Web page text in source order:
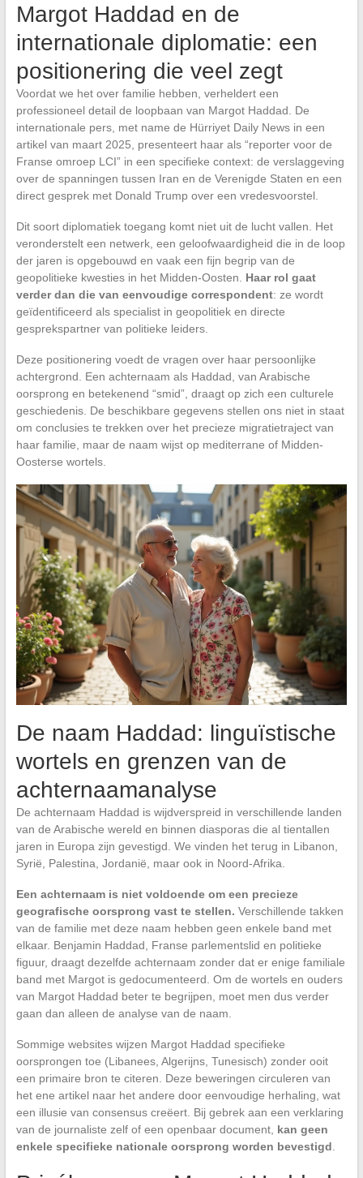
Margot Haddad en de
internationale diplomatie: een
positionering die veel zegt
Voordat we het over familie hebben, verheldert een
professioneel detail de loopbaan van Margot Haddad. De
internationale pers, met name de Hürriyet Daily News in een
artikel van maart 2025, presenteert haar als “reporter voor de
Franse omroep LCI” in een specifieke context: de verslaggeving
over de spanningen tussen Iran en de Verenigde Staten en een
direct gesprek met Donald Trump over een vredesvoorstel.
Dit soort diplomatiek toegang komt niet uit de lucht vallen. Het
veronderstelt een netwerk, een geloofwaardigheid die in de loop
der jaren is opgebouwd en vaak een fijn begrip van de
geopolitieke kwesties in het Midden-Oosten. Haar rol gaat
verder dan die van eenvoudige correspondent: ze wordt
geïdentificeerd als specialist in geopolitiek en directe
gesprekspartner van politieke leiders.
Deze positionering voedt de vragen over haar persoonlijke
achtergrond. Een achternaam als Haddad, van Arabische
oorsprong en betekenend “smid”, draagt op zich een culturele
geschiedenis. De beschikbare gegevens stellen ons niet in staat
om conclusies te trekken over het precieze migratietraject van
haar familie, maar de naam wijst op mediterrane of Midden-
Oosterse wortels.
De naam Haddad: linguïstische
wortels en grenzen van de
achternaamanalyse
De achternaam Haddad is wijdverspreid in verschillende landen
van de Arabische wereld en binnen diasporas die al tientallen
jaren in Europa zijn gevestigd. We vinden het terug in Libanon,
Syrië, Palestina, Jordanië, maar ook in Noord-Afrika.
Een achternaam is niet voldoende om een precieze
geografische oorsprong vast te stellen. Verschillende takken
van de familie met deze naam hebben geen enkele band met
elkaar. Benjamin Haddad, Franse parlementslid en politieke
figuur, draagt dezelfde achternaam zonder dat er enige familiale
band met Margot is gedocumenteerd. Om de wortels en ouders
van Margot Haddad beter te begrijpen, moet men dus verder
gaan dan alleen de analyse van de naam.
Sommige websites wijzen Margot Haddad specifieke
oorsprongen toe (Libanees, Algerijns, Tunesisch) zonder ooit
een primaire bron te citeren. Deze beweringen circuleren van
het ene artikel naar het andere door eenvoudige herhaling, wat
een illusie van consensus creëert. Bij gebrek aan een verklaring
van de journaliste zelf of een openbaar document, kan geen
enkele specifieke nationale oorsprong worden bevestigd